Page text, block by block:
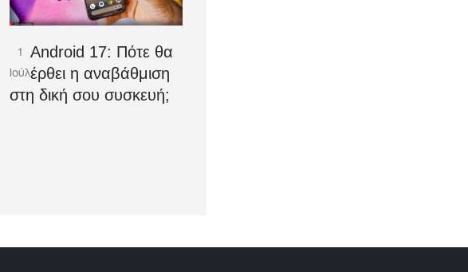
1
Ιούλ
Android 17: Πότε θα
έρθει η αναβάθμιση
στη δική σου συσκευή;